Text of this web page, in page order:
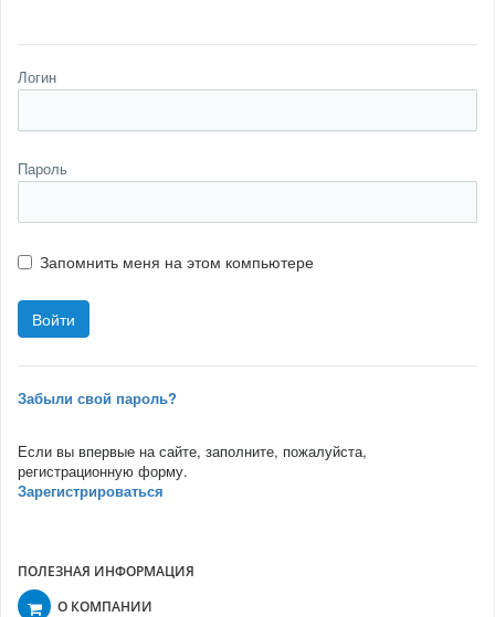
Логин
Пароль
Запомнить меня на этом компьютере
Забыли свой пароль?
Если вы впервые на сайте, заполните, пожалуйста,
регистрационную форму.
Зарегистрироваться
ПОЛЕЗНАЯ ИНФОРМАЦИЯ
О КОМПАНИИ